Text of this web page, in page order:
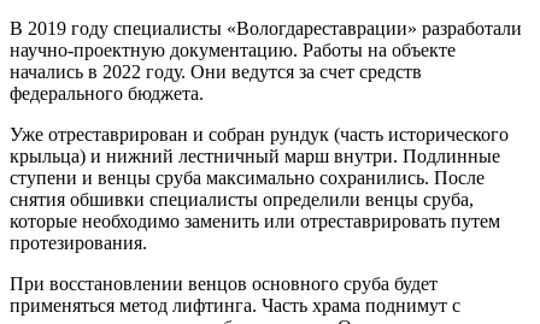
В 2019 году специалисты «Вологдареставрации» разработали
научно-проектную документацию. Работы на объекте
начались в 2022 году. Они ведутся за счет средств
федерального бюджета.
Уже отреставрирован и собран рундук (часть исторического
крыльца) и нижний лестничный марш внутри. Подлинные
ступени и венцы сруба максимально сохранились. После
снятия обшивки специалисты определили венцы сруба,
которые необходимо заменить или отреставрировать путем
протезирования.
При восстановлении венцов основного сруба будет
применяться метод лифтинга. Часть храма поднимут с